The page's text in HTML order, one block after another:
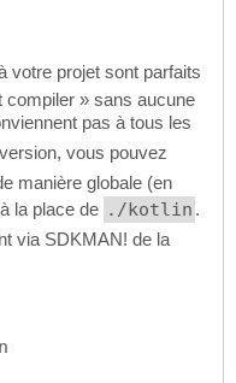
votre projet sont parfaits
compiler » sans aucune
pas à tous les
vous pouvez
manière globale (en
la place de ./kotlin .
via SDKMAN! de la